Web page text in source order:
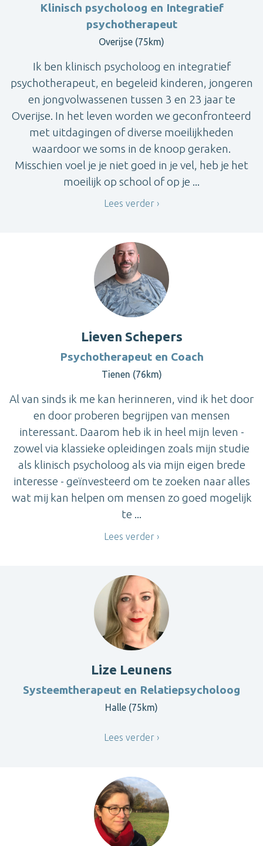
Klinisch psycholoog en Integratief
psychotherapeut
Overijse (75km)
Ik ben klinisch psycholoog en integratief
psychotherapeut, en begeleid kinderen, jongeren
en jongvolwassenen tussen 3 en 23 jaar te
Overijse. In het leven worden we geconfronteerd
met uitdagingen of diverse moeilijkheden
waardoor we soms in de knoop geraken.
Misschien voel je je niet goed in je vel, heb je het
moeilijk op school of op je ...
Lees verder
Lieven Schepers
Psychotherapeut en Coach
Tienen (76km)
Al van sinds ik me kan herinneren, vind ik het door
en door proberen begrijpen van mensen
interessant. Daarom heb ik in heel mijn leven -
zowel via klassieke opleidingen zoals mijn studie
als klinisch psycholoog als via mijn eigen brede
interesse - geïnvesteerd om te zoeken naar alles
wat mij kan helpen om mensen zo goed mogelijk
te ...
Lees verder
Lize Leunens
Systeemtherapeut en Relatiepsycholoog
Halle (75km)
Lees verder